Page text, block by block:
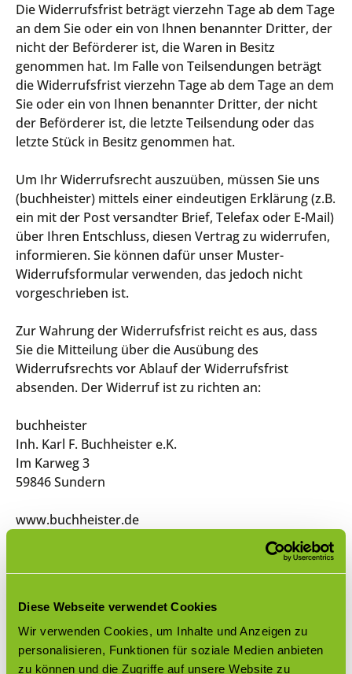
Diese Webseite verwendet Cookies
Wir verwenden Cookies, um Inhalte und Anzeigen zu
personalisieren, Funktionen für soziale Medien anbieten
zu können und die Zugriffe auf unsere Website zu
Die Widerrufsfrist beträgt vierzehn Tage ab dem Tage
an dem Sie oder ein von Ihnen benannter Dritter, der
nicht der Beförderer ist, die Waren in Besitz
genommen hat. Im Falle von Teilsendungen beträgt
die Widerrufsfrist vierzehn Tage ab dem Tage an dem
Sie oder ein von Ihnen benannter Dritter, der nicht
der Beförderer ist, die letzte Teilsendung oder das
letzte Stück in Besitz genommen hat.
Um Ihr Widerrufsrecht auszuüben, müssen Sie uns
(buchheister) mittels einer eindeutigen Erklärung (z.B.
ein mit der Post versandter Brief, Telefax oder E-Mail)
über Ihren Entschluss, diesen Vertrag zu widerrufen,
informieren. Sie können dafür unser Muster-
Widerrufsformularverwenden, das jedoch nicht
vorgeschrieben ist.
Zur Wahrung der Widerrufsfrist reicht es aus, dass
Sie die Mitteilung über die Ausübung des
Widerrufsrechts vor Ablauf der Widerrufsfrist
absenden. Der Widerruf ist zu richten an:
buchheister
Inh. Karl F. Buchheister e.K.
Im Karweg 3
59846 Sundern
www.buchheister.de
Tel: 49(0)2933 9762-60
Fax: 49(0)2933 9762-30